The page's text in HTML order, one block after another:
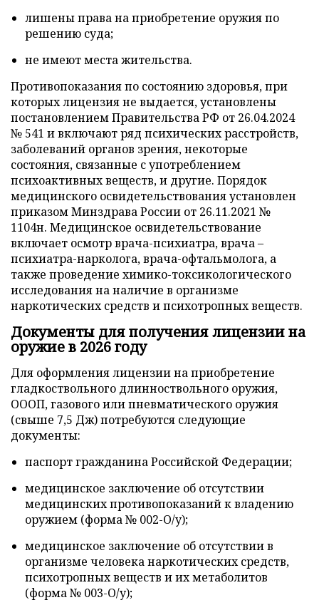
лишены права на приобретение оружия по
решению суда;
не имеют места жительства.
Противопоказания по состоянию здоровья, при
которых лицензия не выдается, установлены
постановлением Правительства РФ от 26.04.2024
№ 541 и включают ряд психических расстройств,
заболеваний органов зрения, некоторые
состояния, связанные с употреблением
психоактивных веществ, и другие. Порядок
медицинского освидетельствования установлен
приказом Минздрава России от 26.11.2021 №
1104н. Медицинское освидетельствование
включает осмотр врача-психиатра, врача –
психиатра-нарколога, врача-офтальмолога, а
также проведение химико-токсикологического
исследования на наличие в организме
наркотических средств и психотропных веществ.
Документы для получения лицензии на
оружие в 2026 году
Для оформления лицензии на приобретение
гладкоствольного длинноствольного оружия,
ОООП, газового или пневматического оружия
(свыше 7,5 Дж) потребуются следующие
документы:
паспорт гражданина Российской Федерации;
медицинское заключение об отсутствии
медицинских противопоказаний к владению
оружием (форма № 002-О/у);
медицинское заключение об отсутствии в
организме человека наркотических средств,
психотропных веществ и их метаболитов
(форма № 003-О/у);